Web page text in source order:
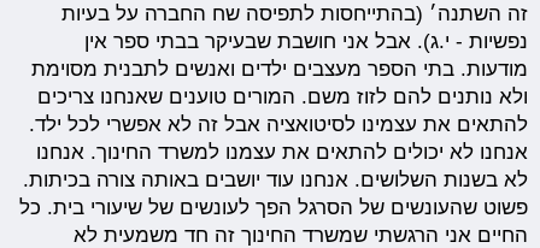
זה השתנה׳ (בהתייחסות לתפיסה שח החברה על בעיות
נפשיות - י.ג). אבל אני חושבת שבעיקר בבתי ספר אין
מודעות. בתי הספר מעצבים ילדים ואנשים לתבנית מסוימת
ולא נותנים להם לזוז משם. המורים טוענים שאנחנו צריכים
להתאים את עצמינו לסיטואציה אבל זה לא אפשרי לכל ילד.
אנחנו לא יכולים להתאים את עצמנו למשרד החינוך. אנחנו
לא בשנות השלושים. אנחנו עוד יושבים באותה צורה בכיתות.
פשוט שהעונשים של הסרגל הפך לעונשים של שיעורי בית. כל
החיים אני הרגשתי שמשרד החינוך זה חד משמעית לא